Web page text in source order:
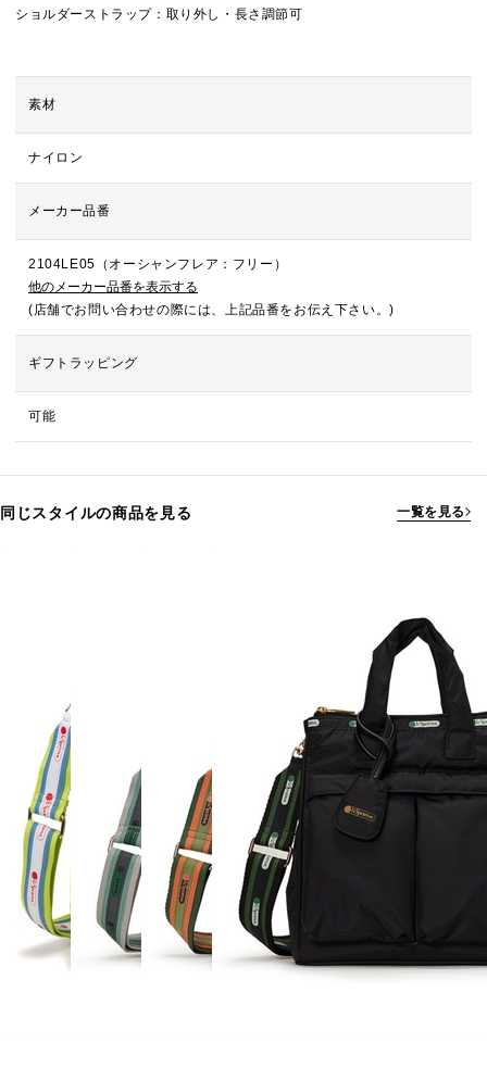
ショルダーストラップ：取り外し・長さ調節可
素材
ナイロン
メーカー品番
2104LE05（オーシャンフレア：フリー）
他のメーカー品番を表示する
(店舗でお問い合わせの際には、上記品番をお伝え下さい。)
ギフトラッピング
可能
同じスタイルの商品を見る 一覧を見る